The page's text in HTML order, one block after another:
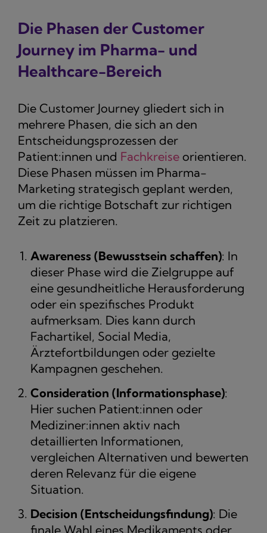
Die Phasen der Customer
Journey im Pharma- und
Healthcare-Bereich
Die Customer Journey gliedert sich in
mehrere Phasen, die sich an den
Entscheidungsprozessen der
Patient:innen und Fachkreise orientieren.
Diese Phasen müssen im Pharma-
Marketing strategisch geplant werden,
um die richtige Botschaft zur richtigen
Zeit zu platzieren.
Awareness (Bewusstsein schaffen): In
dieser Phase wird die Zielgruppe auf
eine gesundheitliche Herausforderung
oder ein spezifisches Produkt
aufmerksam. Dies kann durch
Fachartikel, Social Media,
Ärztefortbildungen oder gezielte
Kampagnen geschehen.
Consideration (Informationsphase):
Hier suchen Patient:innen oder
Mediziner:innen aktiv nach
detaillierten Informationen,
vergleichen Alternativen und bewerten
deren Relevanz für die eigene
Situation.
Decision (Entscheidungsfindung): Die
finale Wahl eines Medikaments oder